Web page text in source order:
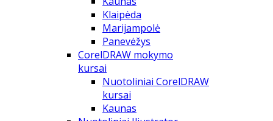
Klaipėda
Marijampolė
Panevėžys
CorelDRAW mokymo
kursai
Nuotoliniai CorelDRAW
kursai
Kaunas